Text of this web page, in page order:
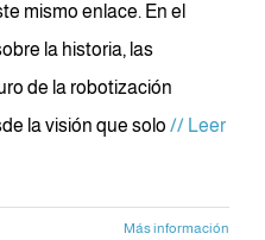
mismo enlace. En el
la historia, las
de la robotización
la visión que solo // Leer
Más información